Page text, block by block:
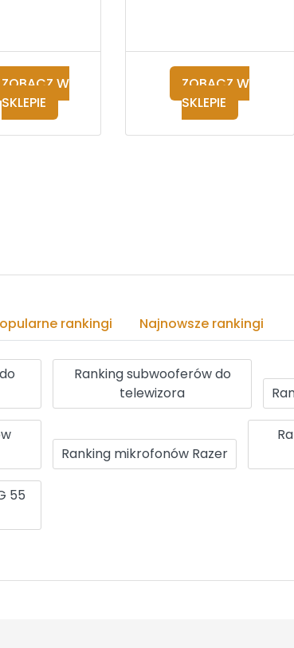
ZOBACZ W
SKLEPIE
ZOBACZ W
SKLEPIE
rankingi Najnowsze rankingi
Ranking subwooferów do
telewizora
Ranking mikrofonów Razer
55